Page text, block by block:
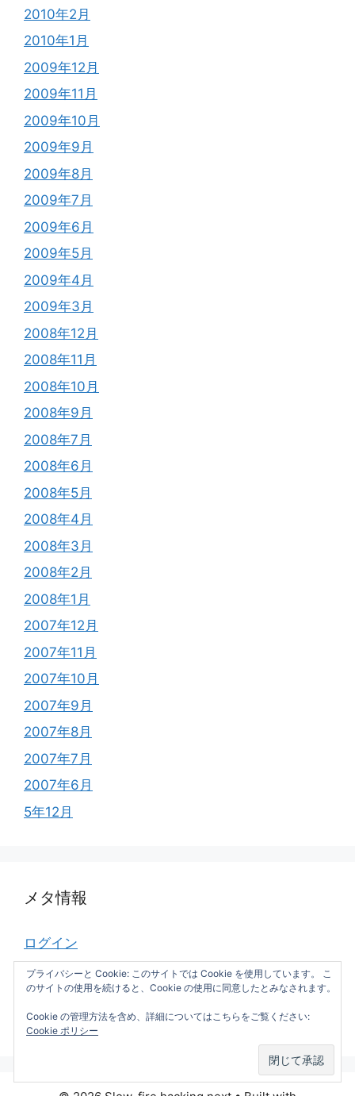
2010年2月
2010年1月
2009年12月
2009年11月
2009年10月
2009年9月
2009年8月
2009年7月
2009年6月
2009年5月
2009年4月
2009年3月
2008年12月
2008年11月
2008年10月
2008年9月
2008年7月
2008年6月
2008年5月
2008年4月
2008年3月
2008年2月
2008年1月
2007年12月
2007年11月
2007年10月
2007年9月
2007年8月
2007年7月
2007年6月
5年12月
メタ情報
ログイン
投稿フィード
コメントフィード
WordPress.org
プライバシーと Cookie: このサイトでは Cookie を使用しています。 こ
のサイトの使用を続けると、Cookie の使用に同意したとみなされます。
Cookie の管理方法を含め、詳細についてはこちらをご覧ください:
Cookie ポリシー